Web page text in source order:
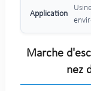
Marche
nez